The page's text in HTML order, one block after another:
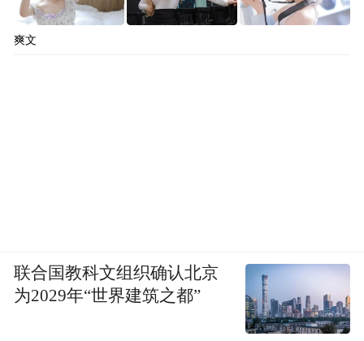
爽文
联合国教科文组织确认北京
为2029年“世界建筑之都”